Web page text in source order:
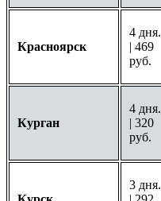
Красноярск
4 дня.
| 469
руб.
Курган
4 дня.
| 320
руб.
3 дня.